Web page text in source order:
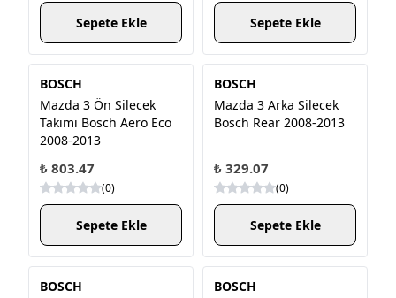
Sepete Ekle Sepete Ekle
BOSCH
Mazda 3 Ön Silecek
Takımı Bosch Aero Eco
2008-2013
₺ 803.47
(0)
Sepete Ekle
BOSCH
Mazda 3 Arka Silecek
Bosch Rear 2008-2013
₺ 329.07
(0)
Sepete Ekle
BOSCH
BOSCH